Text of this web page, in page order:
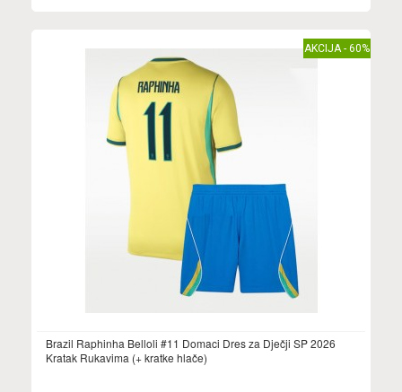
AKCIJA - 60%
Brazil Raphinha Belloli #11 Domaci Dres za Dječji SP 2026
Kratak Rukavima (+ kratke hlače)